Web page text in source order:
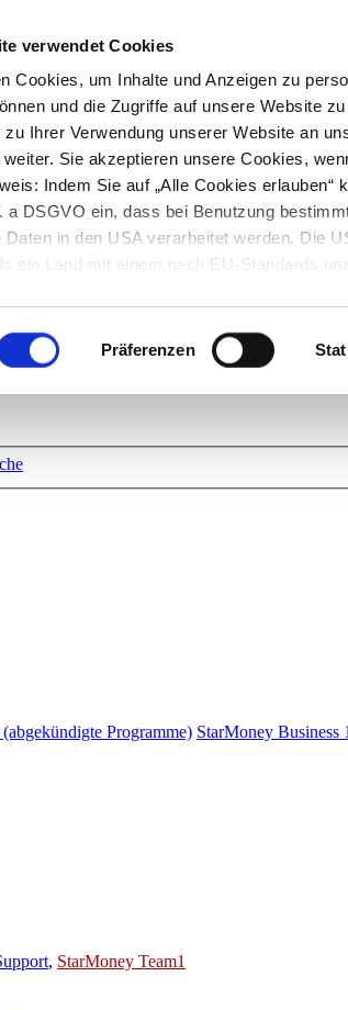
verwendet Cookies
Cookies, um Inhalte und Anzeigen zu
und die Zugriffe auf unsere Website
zu Ihrer Verwendung unserer Website an
weiter. Sie akzeptieren unsere Cookies,
Indem Sie auf „Alle Cookies
a DSGVO ein, dass bei Benutzung
Daten in den USA verarbeitet werden. Die
ein Land mit einem nach EU-Standards
Präferenzen
und Tricks. Stellen Sie Ihre Fragen und
Programme) StarMoney Business
, StarMoney Team1